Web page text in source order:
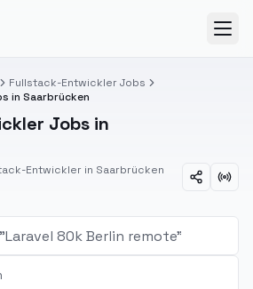
Fullstack-Entwickler Jobs
in Saarbrücken
Jobs in
Entwickler in Saarbrücken